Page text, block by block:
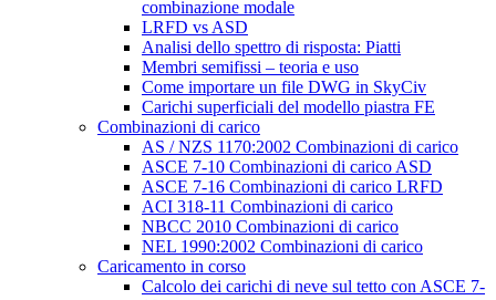
combinazione modale
LRFD vs ASD
Analisi dello spettro di risposta: Piatti
Membri semifissi – teoria e uso
Come importare un file DWG in SkyCiv
Carichi superficiali del modello piastra FE
Combinazioni di carico
AS / NZS 1170:2002 Combinazioni di carico
ASCE 7-10 Combinazioni di carico ASD
ASCE 7-16 Combinazioni di carico LRFD
ACI 318-11 Combinazioni di carico
NBCC 2010 Combinazioni di carico
NEL 1990:2002 Combinazioni di carico
Caricamento in corso
Calcolo dei carichi di neve sul tetto con ASCE 7-